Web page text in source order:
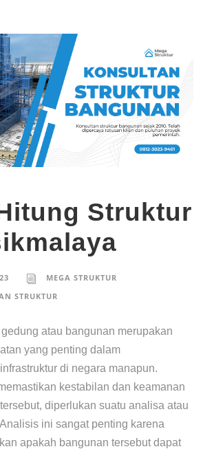
Struktur
MEGA STRUKTUR
STRUKTUR
atau bangunan merupakan
yang penting dalam
di negara manapun.
kestabilan dan keamanan
diperlukan suatu analisa atau
ini sangat penting karena
apakah bangunan tersebut dapat